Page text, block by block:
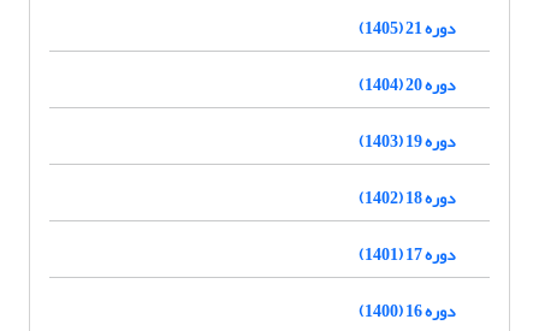
دوره 21 (1405)
دوره 20 (1404)
دوره 19 (1403)
دوره 18 (1402)
دوره 17 (1401)
دوره 16 (1400)